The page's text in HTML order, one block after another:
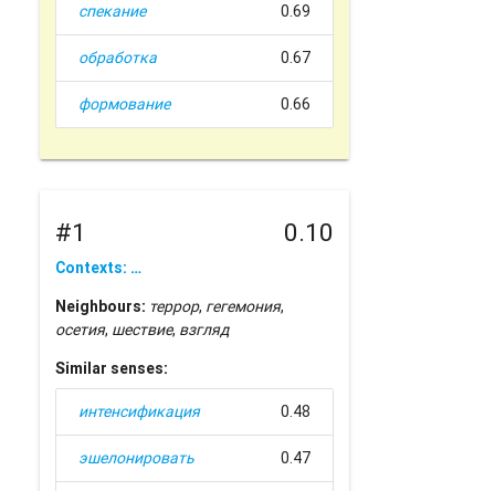
спекание 0.69
обработка 0.67
формование 0.66
#1 0.10
Contexts: …
Neighbours: террор, гегемония,
осетия, шествие, взгляд
Similar senses:
интенсификация 0.48
эшелонировать 0.47